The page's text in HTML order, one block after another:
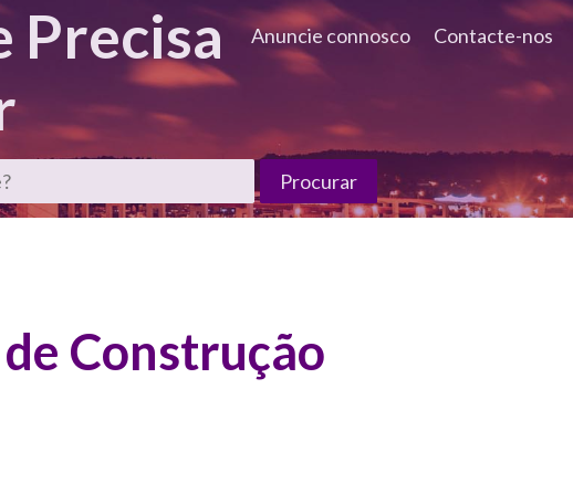
Anuncie connosco Contacte-nos
Precisa
Construção